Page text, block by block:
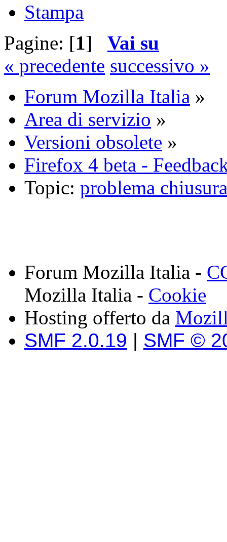
Stampa
Pagine: [1] Vai su
« precedente successivo »
Forum Mozilla Italia »
Area di servizio »
Versioni obsolete »
Firefox 4 beta -
Topic: problema
Forum Mozilla Italia -
Mozilla Italia - Cookie
Hosting offerto da
SMF 2.0.19 | SMF ©